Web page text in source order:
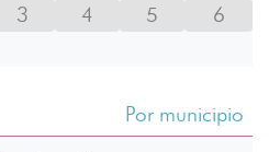
3 4 5 6
Por municipio